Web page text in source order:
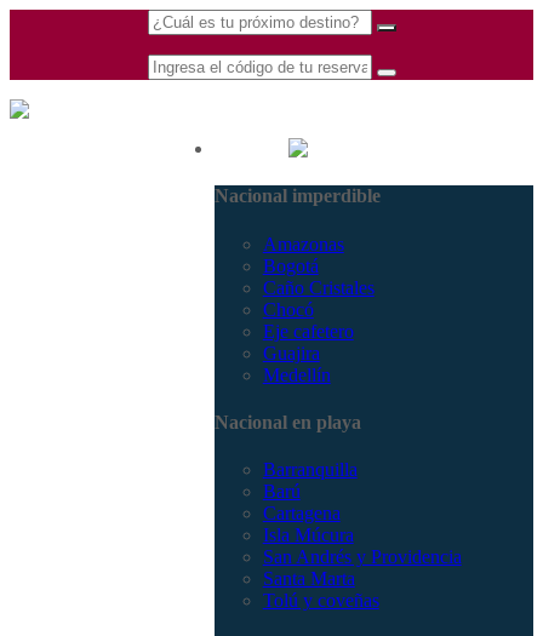
Nacional imperdible
Amazonas
Bogotá
Caño Cristales
Chocó
Eje cafetero
Guajira
Medellín
Nacional en playa
Barranquilla
Barú
Cartagena
Isla Múcura
San Andrés y Providencia
Santa Marta
Tolú y coveñas